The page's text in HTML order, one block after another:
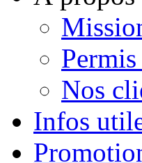
Permis
Nos
Infos